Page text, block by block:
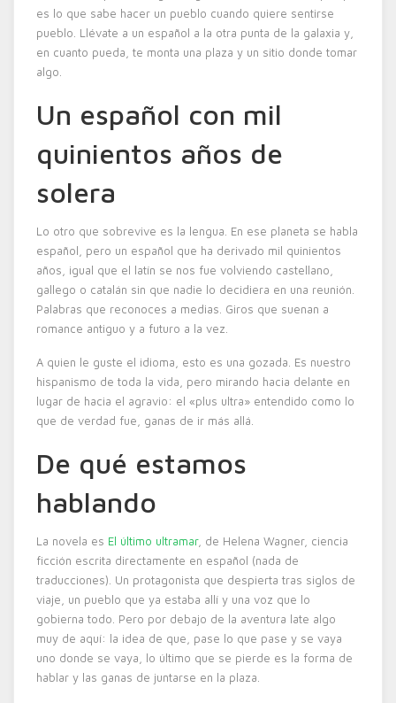
es lo que sabe hacer un pueblo cuando quiere sentirse
pueblo. Llévate a un español a la otra punta de la galaxia y,
en cuanto pueda, te monta una plaza y un sitio donde tomar
algo.
Un español con mil
quinientos años de
solera
Lo otro que sobrevive es la lengua. En ese planeta se habla
español, pero un español que ha derivado mil quinientos
años, igual que el latín se nos fue volviendo castellano,
gallego o catalán sin que nadie lo decidiera en una reunión.
Palabras que reconoces a medias. Giros que suenan a
romance antiguo y a futuro a la vez.
A quien le guste el idioma, esto es una gozada. Es nuestro
hispanismo de toda la vida, pero mirando hacia delante en
lugar de hacia el agravio: el «plus ultra» entendido como lo
que de verdad fue, ganas de ir más allá.
De qué estamos
hablando
La novela es El último ultramar, de Helena Wagner, ciencia
ficción escrita directamente en español (nada de
traducciones). Un protagonista que despierta tras siglos de
viaje, un pueblo que ya estaba allí y una voz que lo
gobierna todo. Pero por debajo de la aventura late algo
muy de aquí: la idea de que, pase lo que pase y se vaya
uno donde se vaya, lo último que se pierde es la forma de
hablar y las ganas de juntarse en la plaza.